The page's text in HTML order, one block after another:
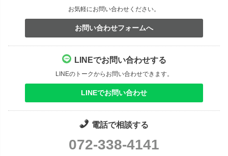
お気軽にお問い合わせください。
お問い合わせフォームへ
LINEでお問い合わせする
LINEのトークからお問い合わせできます。
LINEでお問い合わせ
電話で相談する
072-338-4141